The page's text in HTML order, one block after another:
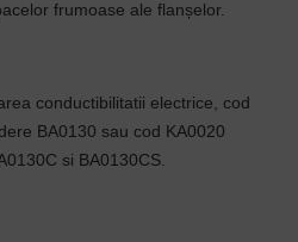
frumoase ale flanșelor.
conductibilitatii electrice, cod
BA0130 sau cod KA0020
si BA0130CS.